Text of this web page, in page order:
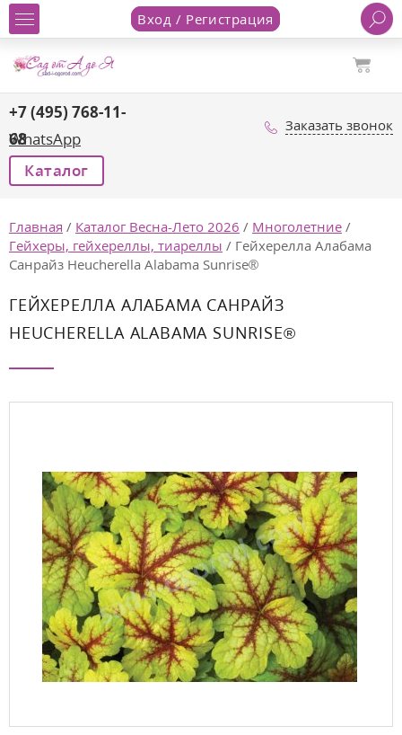
Вход / Регистрация
+7 (495) 768-11-
68
WhatsApp
Заказать звонок
Каталог
Главная / Каталог Весна-Лето 2026 / Многолетние /
Гейхеры, гейхереллы, тиареллы / Гейхерелла Алабама
Санрайз Heucherella Alabama Sunrise®
ГЕЙХЕРЕЛЛА АЛАБАМА САНРАЙЗ
HEUCHERELLA ALABAMA SUNRISE®